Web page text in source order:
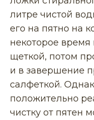
литре чистой
его на пятно на
некоторое время
щеткой, потом
и в завершение
салфеткой.
положительно
чистку от пятен